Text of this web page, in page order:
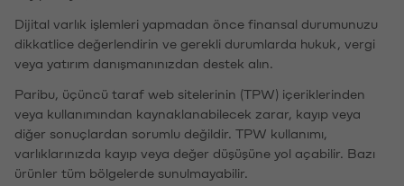
Dijital varlık işlemleri yapmadan önce finansal durumunuzu
dikkatlice değerlendirin ve gerekli durumlarda hukuk, vergi
veya yatırım danışmanınızdan destek alın.
Paribu, üçüncü taraf web sitelerinin (TPW) içeriklerinden
veya kullanımından kaynaklanabilecek zarar, kayıp veya
diğer sonuçlardan sorumlu değildir. TPW kullanımı,
varlıklarınızda kayıp veya değer düşüşüne yol açabilir. Bazı
ürünler tüm bölgelerde sunulmayabilir.